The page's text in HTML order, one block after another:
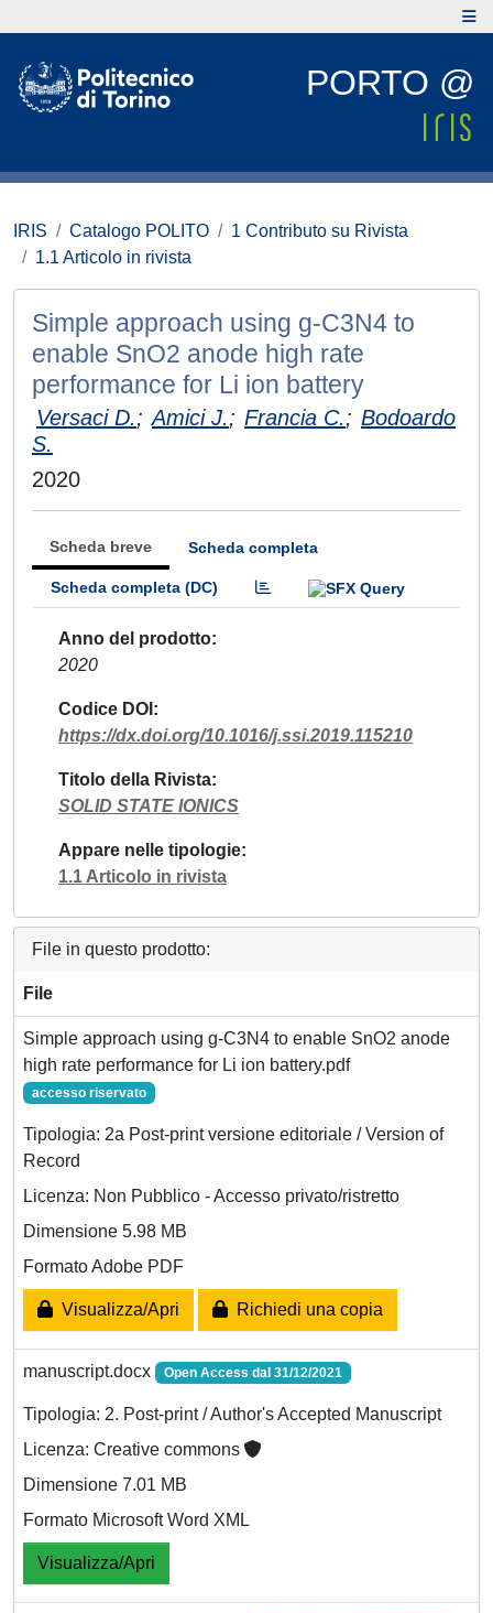
PORTO @
IRIS Catalogo POLITO
1 Contributo su Rivista
1.1 Articolo in rivista
Simple approach using g-C3N4 to
enable SnO2 anode high rate
performance for Li ion battery
Versaci D.; Amici J.; Francia C.; Bodoardo
S.
2020
Scheda breve Scheda completa
Scheda completa (DC)
Anno del prodotto
2020
Codice DOI
https://dx.doi.org/10.1016/j.ssi.2019.115210
Titolo della Rivista
SOLID STATE IONICS
Appare nelle tipologie
1.1 Articolo in rivista
File in questo prodotto:
File
Simple approach using g-C3N4 to enable SnO2 anode
high rate performance for Li ion battery.pdf
accesso riservato
Tipologia: 2a Post-print versione editoriale / Version of
Record
Licenza: Non Pubblico - Accesso privato/ristretto
Dimensione 5.98 MB
Formato Adobe PDF
Visualizza/Apri Richiedi una copia
manuscript.docx Open Access dal 31/12/2021
Tipologia: 2. Post-print / Author's Accepted Manuscript
Licenza: Creative commons
Dimensione 7.01 MB
Formato Microsoft Word XML
Visualizza/Apri